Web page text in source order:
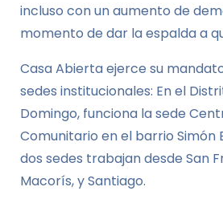
incluso con un aumento de
momento de dar la espalda a
Casa Abierta ejerce su
sedes institucionales: En el
Domingo, funciona la sede
Comunitario en el barrio Simón
dos sedes trabajan desde San
Macorís, y Santiago.